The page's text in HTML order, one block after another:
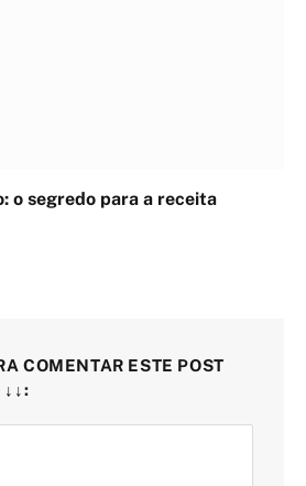
o segredo para a receita
COMENTAR ESTE POST
↓↓: